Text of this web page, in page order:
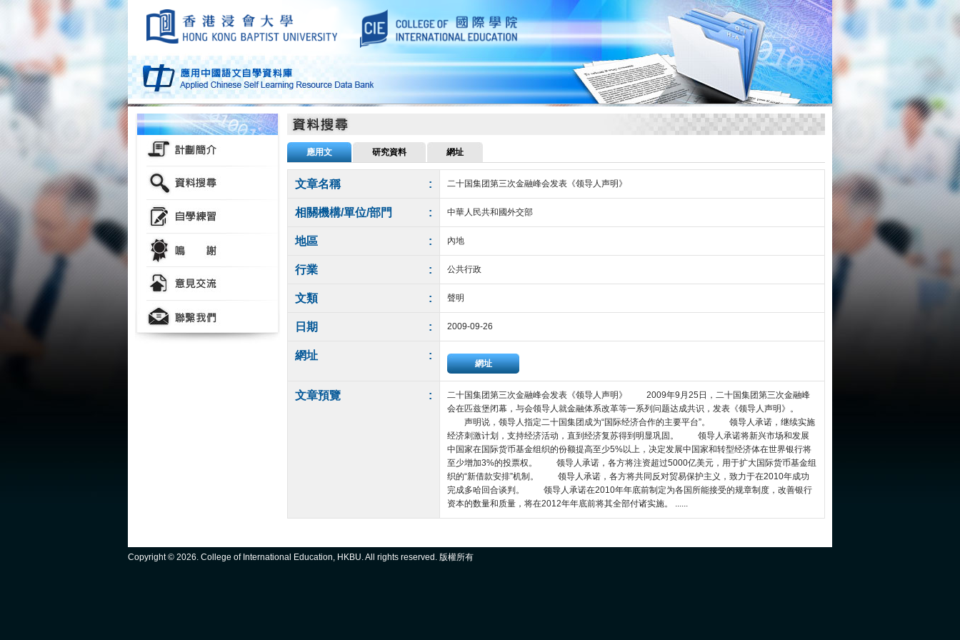
應用文 研究資料 網址
文章名稱 : 二十国集团第三次金融峰会发表《领导人声明》
相關機構/單位/部門 : 中華人民共和國外交部
地區 : 內地
行業 : 公共行政
文類 : 聲明
日期 : 2009-09-26
網址 :
網址
文章預覽 :
二十国集团第三次金融峰会发表《领导人声明》 2009年9月25日，二十国集团第三次金融峰
会在匹兹堡闭幕，与会领导人就金融体系改革等一系列问题达成共识，发表《领导人声明》。
声明说，领导人指定二十国集团成为“国际经济合作的主要平台”。 领导人承诺，继续实施
经济刺激计划，支持经济活动，直到经济复苏得到明显巩固。 领导人承诺将新兴市场和发展
中国家在国际货币基金组织的份额提高至少5%以上，决定发展中国家和转型经济体在世界银行将
至少增加3%的投票权。 领导人承诺，各方将注资超过5000亿美元，用于扩大国际货币基金组
织的“新借款安排”机制。 领导人承诺，各方将共同反对贸易保护主义，致力于在2010年成功
完成多哈回合谈判。 领导人承诺在2010年年底前制定为各国所能接受的规章制度，改善银行
资本的数量和质量，将在2012年年底前将其全部付诸实施。 ......
Copyright © 2026. College of International Education, HKBU. All rights reserved. 版權所有